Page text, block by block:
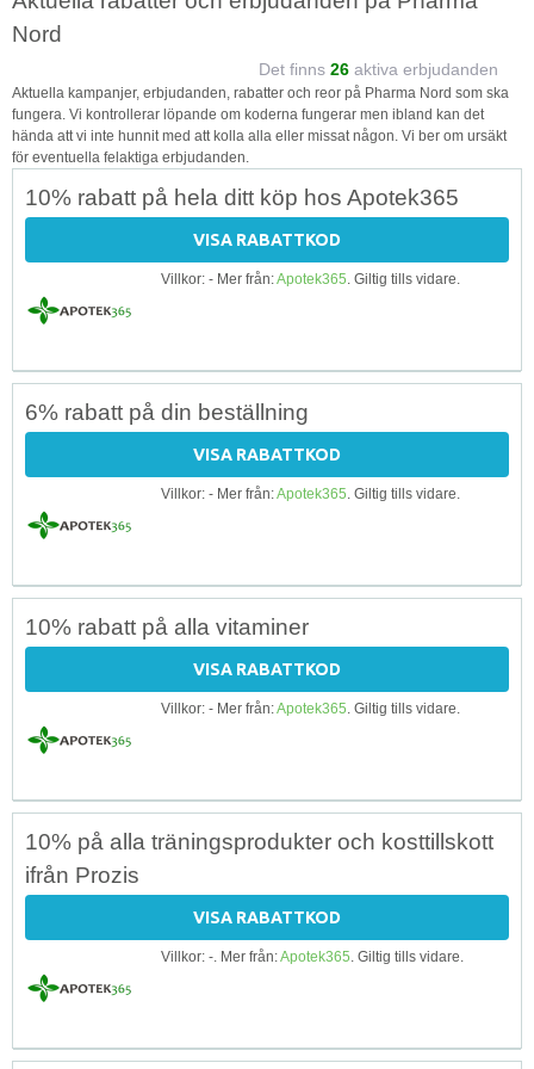
Nord
Det finns 26 aktiva erbjudanden
Aktuella kampanjer, erbjudanden, rabatter och reor på Pharma Nord som ska
fungera. Vi kontrollerar löpande om koderna fungerar men ibland kan det
hända att vi inte hunnit med att kolla alla eller missat någon. Vi ber om ursäkt
för eventuella felaktiga erbjudanden.
10% rabatt på hela ditt köp hos Apotek365
VISA RABATTKOD
Villkor: - Mer från:Apotek365. Giltig tills vidare.
6% rabatt på din beställning
VISA RABATTKOD
Villkor: - Mer från:Apotek365. Giltig tills vidare.
10% rabatt på alla vitaminer
VISA RABATTKOD
Villkor: - Mer från:Apotek365. Giltig tills vidare.
10% på alla träningsprodukter och kosttillskott
ifrån Prozis
VISA RABATTKOD
Villkor: -. Mer från:Apotek365. Giltig tills vidare.